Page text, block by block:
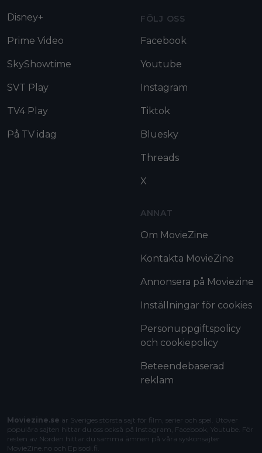
Disney+
Prime Video
SkyShowtime
SVT Play
TV4 Play
På TV idag
FÖLJ OSS
Facebook
Youtube
Instagram
Tiktok
Bluesky
Threads
X
ANNAT
Om MovieZine
Kontakta MovieZine
Annonsera på Moviezine
Inställningar för cookies
Personuppgiftspolicy
och cookiepolicy
Beteendebaserad
reklam
Moviezine.se är Sveriges största sajt för film, serier och spel. Utöver
populära sajten hittar du oss också på Instagram, Facebook, Youtube. För
resten av Norden hittar du samma ämnen på våra syskonsajter
MovieZine.no och Episodi.fi